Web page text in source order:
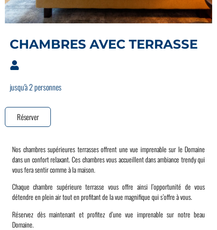
RÉSERVEZ
CHAMBRES AVEC TERRASSE
jusqu'à 2 personnes
Réserver
Nos chambres supérieures terrasses offrent une vue imprenable sur le Domaine
dans un confort relaxant. Ces chambres vous accueillent dans ambiance trendy qui
vous fera sentir comme à la maison.
Chaque chambre supérieure terrasse vous offre ainsi l’opportunité de vous
détendre en plein air tout en profitant de la vue magnifique qui s’offre à vous.
Réservez dès maintenant et profitez d’une vue imprenable sur notre beau
Domaine.